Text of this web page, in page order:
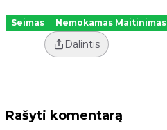
Seimas Nemokamas Maitinimas
Dalintis
Rašyti komentarą